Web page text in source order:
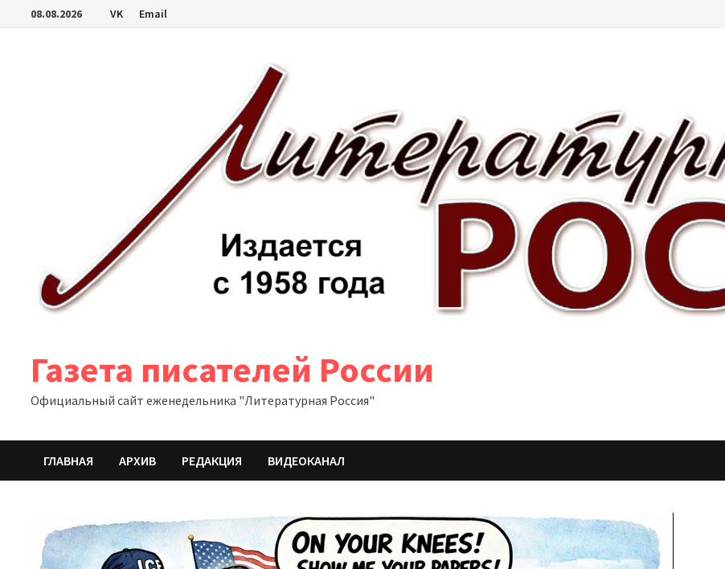
Перейти08.08.2026 VK Email
Газета писателей России
Официальный сайт еженедельника "Литературная Россия"
ГЛАВНАЯ АРХИВ РЕДАКЦИЯ ВИДЕОКАНАЛ